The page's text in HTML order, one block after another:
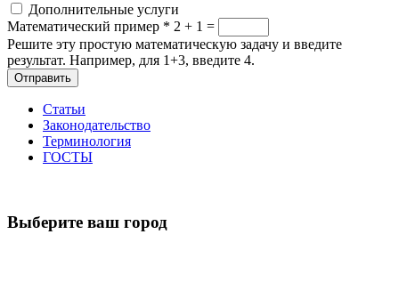
Дополнительные услуги
Математический пример * 2 + 1 =
Решите эту простую математическую задачу и введите
результат. Например, для 1+3, введите 4.
Отправить
Статьи
Законодательство
Терминология
ГОСТЫ
Выберите ваш город